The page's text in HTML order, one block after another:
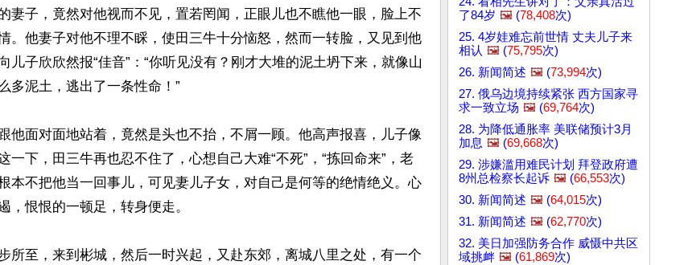
妻子，竟然对他视而不见，置若罔闻，正眼儿也不瞧他一眼，脸上不
。他妻子对他不理不睬，使田三牛十分恼怒，然而一转脸，又见到他
儿子欣欣然报“佳音”：“你听见没有？刚才大堆的泥土坍下来，就像山
多泥土，逃出了一条性命！”
他面对面地站着，竟然是头也不抬，不屑一顾。他高声报喜，儿子像
一下，田三牛再也忍不住了，心想自己大难“不死”，“拣回命来”，老
本不把他当一回事儿，可见妻儿子女，对自己是何等的绝情绝义。心
，恨恨的一顿足，转身便走。
所至，来到彬城，然后一时兴起，又赴东郊，离城八里之处，有一个
了84岁 🖼️ (78,408次)
25. 4岁娃难忘前世情 丈夫儿子来
相认 🖼️ (75,795次)
26. 新闻简述 🖼️ (73,994次)
27. 俄乌边境持续紧张 西方国家寻
求一致立场 🖼️ (69,764次)
28. 为降低通胀率 美联储预计3月
加息 🖼️ (69,668次)
29. 涉嫌滥用难民计划 拜登政府遭
8州总检察长起诉 🖼️ (66,553次)
30. 新闻简述 🖼️ (64,015次)
31. 新闻简述 🖼️ (62,770次)
32. 美日加强防务合作 威慑中共区
域挑衅 🖼️ (61,869次)